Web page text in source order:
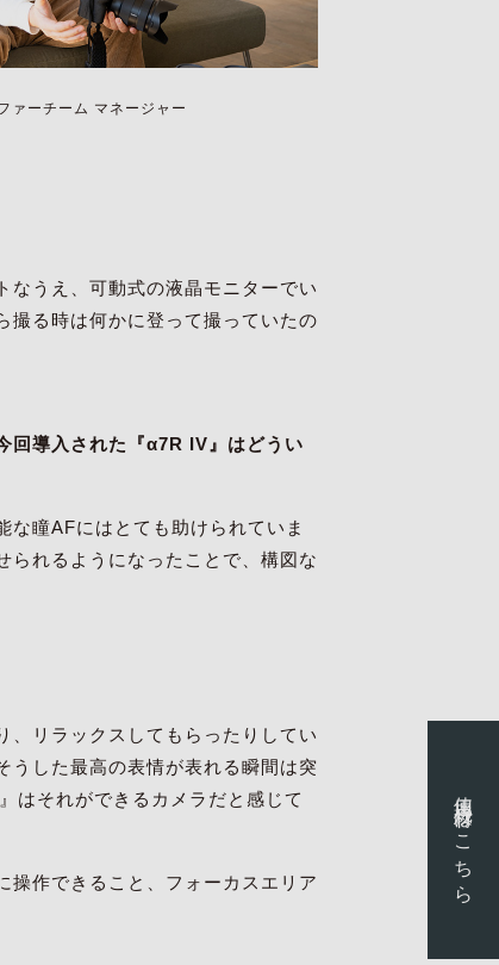
ァーチーム マネージャー
なうえ、可動式の液晶モニターでい
撮る時は何かに登って撮っていたの
導入された『α7R IV』はどうい
な瞳AFにはとても助けられていま
られるようになったことで、構図な
、リラックスしてもらったりしてい
うした最高の表情が表れる瞬間は突
はそれができるカメラだと感じて
操作できること、フォーカスエリア
使用機材はこちら